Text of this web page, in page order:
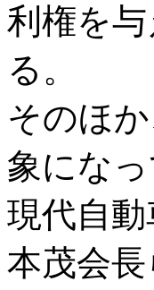
利権を
る。
そのほ
象にな
現代自
本茂会